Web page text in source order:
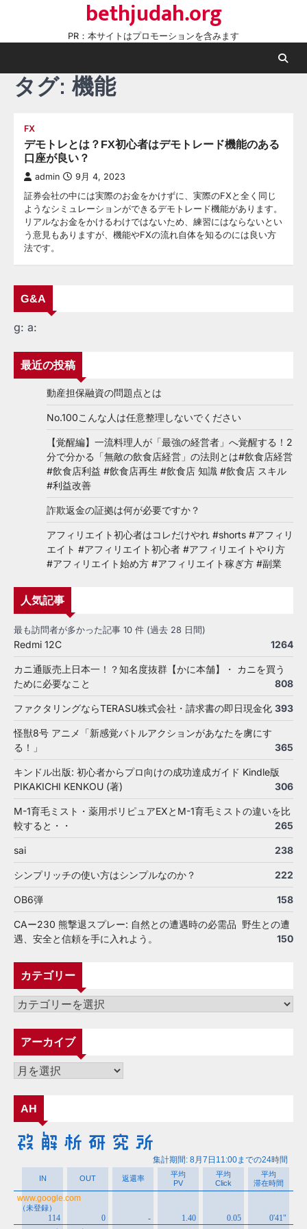
content
bethjudah.org
PR：本サイトはプロモーションを含みます
タグ: 機能
FX
デモトレとは？FX初心者はデモトレード機能のある
口座が良い？
admin 9月 4, 2023
証券会社の中には実際のお金をかけずに、実際のFXと全く同じ
ようなシミュレーションができるデモトレード機能があります。
リアルなお金をかけるわけではないため、練習にはならないとい
う意見もありますが、機能やFXの流れ自体を知るのには良い方
法です。
G&A
g: a:
最近の投稿
動産担保融資の問題点とは
No.100こんな人は任意整理しないでください
【覚醒編】一流料理人が「最強の経営者」へ覚醒する！2
分で分かる「無敵の飲食店経営」の法則とは#飲食店経営
#飲食店利益 #飲食店再生 #飲食店 知識 #飲食店 スキル
#利益改善
詐欺返金の証拠は何が必要ですか？
アフィリエイト初心者はコレだけやれ #shorts #アフィリ
エイト #アフィリエイト初心者 #アフィリエイトやり方
#アフィリエイト始め方 #アフィリエイト稼ぎ方 #副業
人気記事
最も訪問者が多かった記事 10 件 (過去 28 日間)
Redmi 12C 1264
カニ通販売上日本一！？知名度抜群【かに本舗】・ カニを買う
ために必要なこと
808
ファクタリングならTERASU株式会社・請求書の即日現金化 393
怪獣8号 アニメ「新感覚バトルアクションがあなたを虜にす
る！」
365
キンドル出版: 初心者からプロ向けの成功達成ガイド Kindle版
PIKAKICHI KENKOU (著)
306
M-1育毛ミスト・薬用ポリピュアEXとM-1育毛ミストの違いを比
較すると・・
265
sai 238
シンプリッチの使い方はシンプルなのか？ 222
OB6弾 158
CAー230 熊撃退スプレー: 自然との遭遇時の必需品 野生との遭
遇、安全と信頼を手に入れよう。
150
カテゴリー
カ
ゴ
リ
ー
アーカイブ
ア
カ
イ
ブ
AH